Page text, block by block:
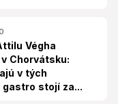
Végha
Chorvátsku:
v tých
gastro stojí za...